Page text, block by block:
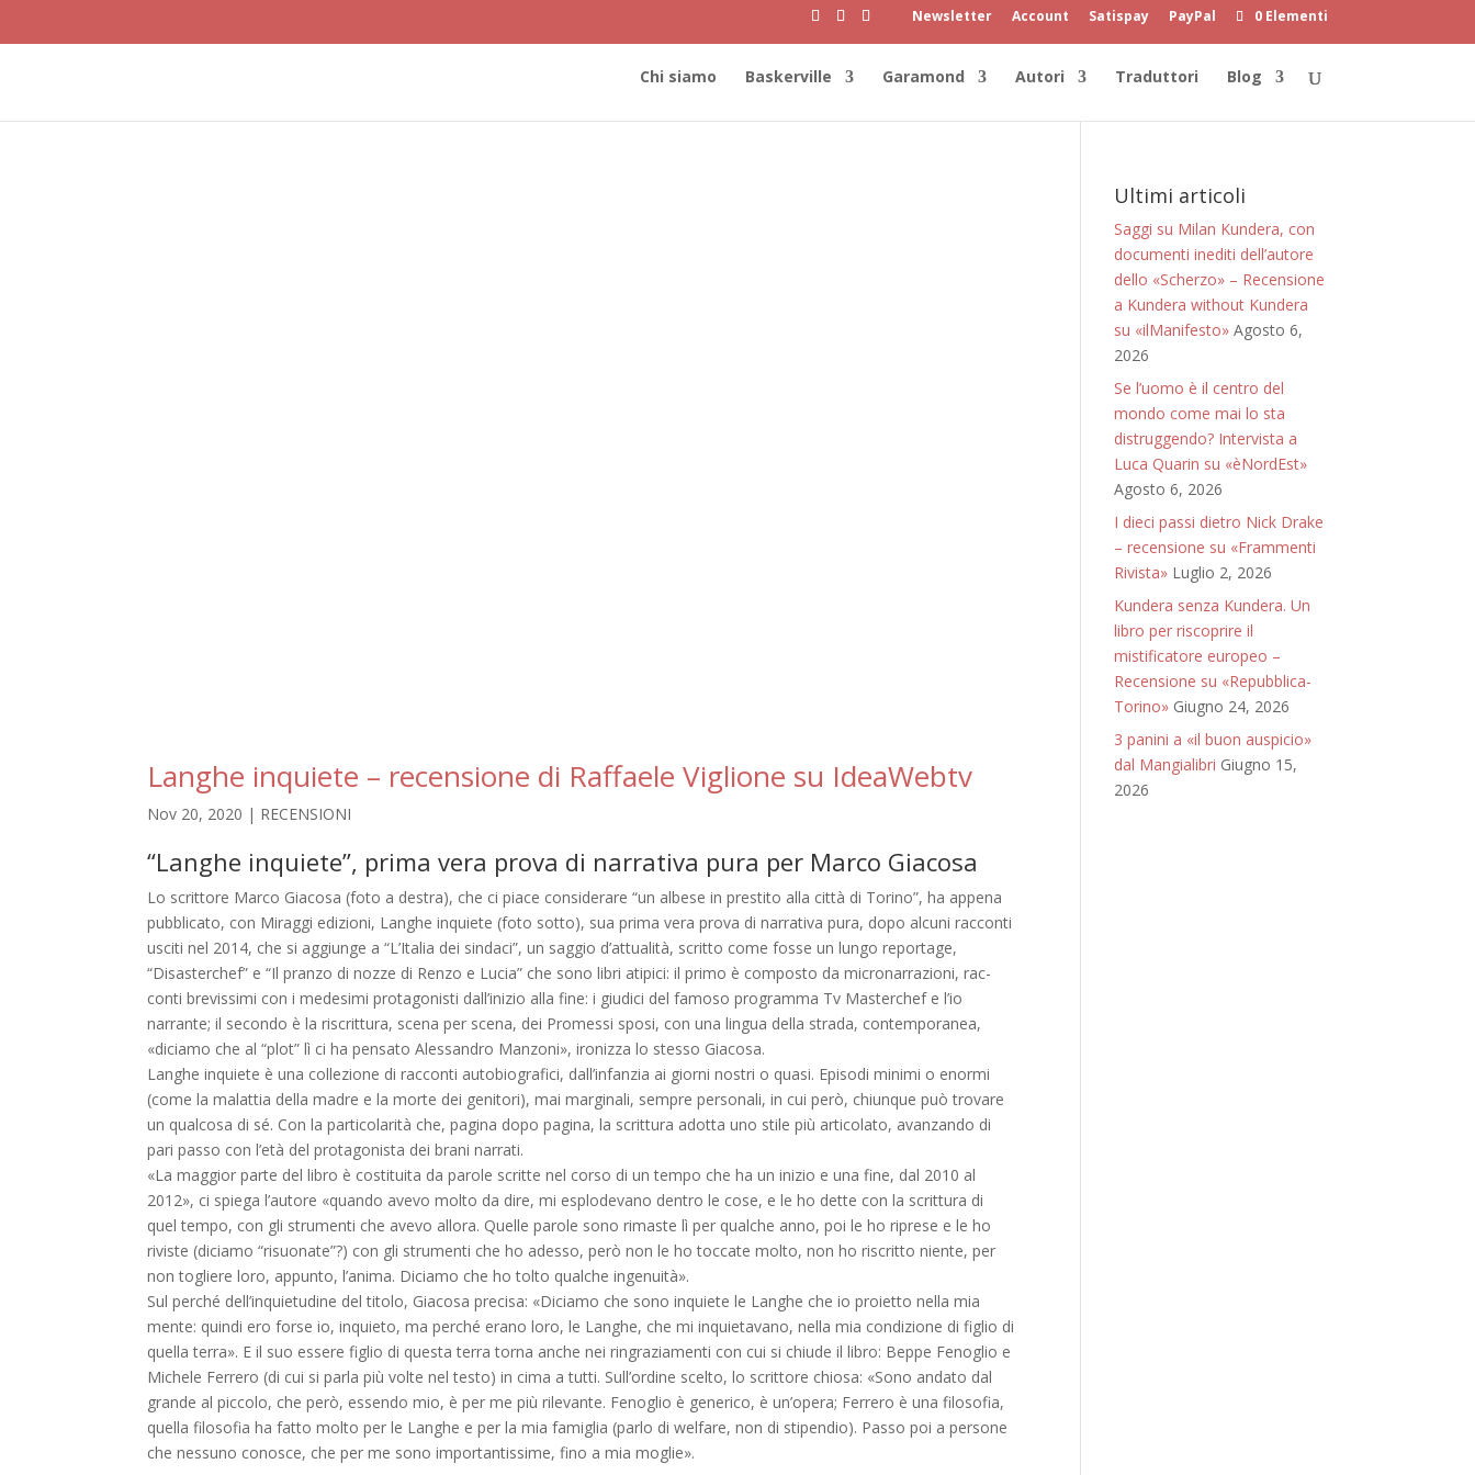
Newsletter Account Satispay PayPal 0 Elementi
Chi siamo Baskerville Garamond Autori Traduttori Blog
Langhe inquiete – recensione di Raffaele Viglione su IdeaWebtv
Nov 20, 2020 | RECENSIONI
“Langhe inquiete”, prima vera prova di narrativa pura per Marco Giacosa
Lo scrittore Marco Giacosa (foto a destra), che ci piace considerare “un albese in prestito alla città di Torino”, ha appena
pubblicato, con Miraggi edizioni, Langhe inquiete (foto sotto), sua prima vera prova di narrativa pura, dopo al­cuni racconti
usciti nel 2014, che si aggiunge a “L’Italia dei sindaci”, un saggio d’attualità, scritto come fosse un lungo reportage,
“Disasterchef” e “Il pranzo di nozze di Renzo e Lu­cia” che sono libri atipici: il primo è composto da micronarrazioni, rac­
conti brevissimi con i me­de­simi protagonisti dall’inizio alla fine: i giudici del famoso programma Tv Ma­sterchef e l’io
narrante; il secondo è la riscrittura, scena per scena, dei Pro­messi sposi, con una lingua della strada, contemporanea,
«diciamo che al “plot” lì ci ha pensato Ales­sandro Manzoni», ironizza lo stesso Giacosa.
Langhe inquiete è una collezione di racconti autobiografici, dall’infanzia ai giorni nostri o quasi. Episodi minimi o e­normi
(come la malattia della madre e la morte dei genitori), mai marginali, sempre personali, in cui però, chiunque può trovare
un qualcosa di sé. Con la particolarità che, pagina dopo pagina, la scrittura adotta uno stile più articolato, avanzando di
pari passo con l’età del protagonista dei brani narrati.
«La maggior parte del libro è costituita da parole scritte nel corso di un tempo che ha un inizio e una fine, dal 2010 al
2012», ci spiega l’autore «quando avevo molto da dire, mi esplodevano dentro le cose, e le ho dette con la scrittura di
quel tempo, con gli strumenti che avevo allora. Quelle parole so­no rimaste lì per qualche anno, poi le ho riprese e le ho
riviste (di­ciamo “risuonate”?) con gli strumenti che ho adesso, però non le ho toccate molto, non ho riscritto niente, per
non togliere loro, appunto, l’anima. Diciamo che ho tolto qualche ingenuità».
Sul perché dell’inquietudine del titolo, Giacosa precisa: «Diciamo che sono inquiete le Langhe che io proietto nella mia
mente: quindi ero forse io, inquieto, ma perché erano loro, le Langhe, che mi inquietavano, nella mia condizione di figlio di
quella terra». E il suo essere figlio di questa terra torna anche nei ringraziamenti con cui si chiude il libro: Beppe Fenoglio e
Michele Ferrero (di cui si parla più volte nel testo) in cima a tutti. Sull’ordine scelto, lo scrittore chiosa: «Sono andato dal
grande al piccolo, che però, essendo mio, è per me più rilevante. Fenoglio è generico, è un’opera; Ferrero è una filosofia,
quella filosofia ha fatto molto per le Langhe e per la mia famiglia (parlo di welfare, non di stipendio). Passo poi a persone
che nessuno conosce, che per me sono importantissime, fino a mia moglie».
Ultimi articoli
Saggi su Milan Kundera, con
documenti inediti dell’autore
dello «Scherzo» – Recensione
a Kundera without Kundera
su «ilManifesto» Agosto 6,
2026
Se l’uomo è il centro del
mondo come mai lo sta
distruggendo? Intervista a
Luca Quarin su «èNordEst»
Agosto 6, 2026
I dieci passi dietro Nick Drake
– recensione su «Frammenti
Rivista» Luglio 2, 2026
Kundera senza Kundera. Un
libro per riscoprire il
mistificatore europeo –
Recensione su «Repubblica-
Torino» Giugno 24, 2026
3 panini a «il buon auspicio»
dal Mangialibri Giugno 15,
2026